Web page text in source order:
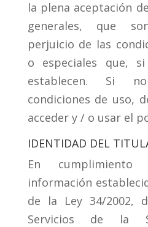
la plena aceptación
generales, que
perjuicio de las
o especiales que,
establecen. Si
condiciones de uso,
acceder y / o usar el
IDENTIDAD DEL
En
información
de la Ley 34/2002,
Servicios de la